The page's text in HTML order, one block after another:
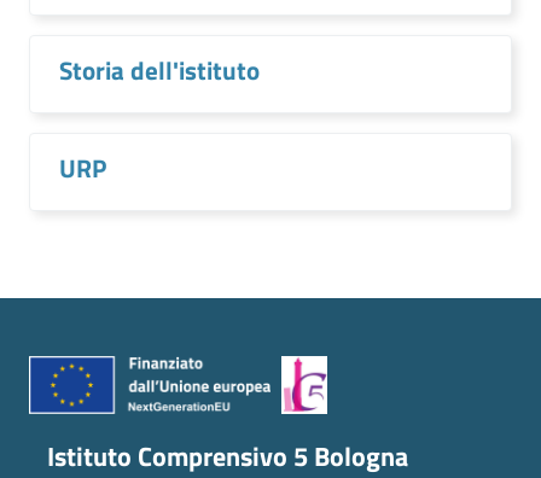
Storia dell'istituto
URP
Istituto Comprensivo 5 Bologna